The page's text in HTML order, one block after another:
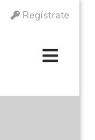
Regístrate